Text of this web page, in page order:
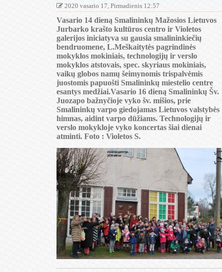
2020 vasario 17, Pirmadienis 12:57
Vasario 14 dieną Smalininkų Mažosios Lietuvos
Jurbarko krašto kultūros centro ir Violetos
galerijos iniciatyva su gausia smalininkiečių
bendruomene, L.Meškaitytės pagrindinės
mokyklos mokiniais, technologijų ir verslo
mokyklos atstovais, spec. skyriaus mokiniais,
vaikų globos namų šeimynomis trispalvėmis
juostomis papuošti Smalininkų miestelio centre
esantys medžiai.Vasario 16 dieną Smalininkų Šv.
Juozapo bažnyčioje vyko šv. mišios, prie
Smalininkų varpo giedojamas Lietuvos valstybės
himnas, aidint varpo dūžiams. Technologijų ir
verslo mokykloje vyko koncertas šiai dienai
atminti. Foto : Violetos S.